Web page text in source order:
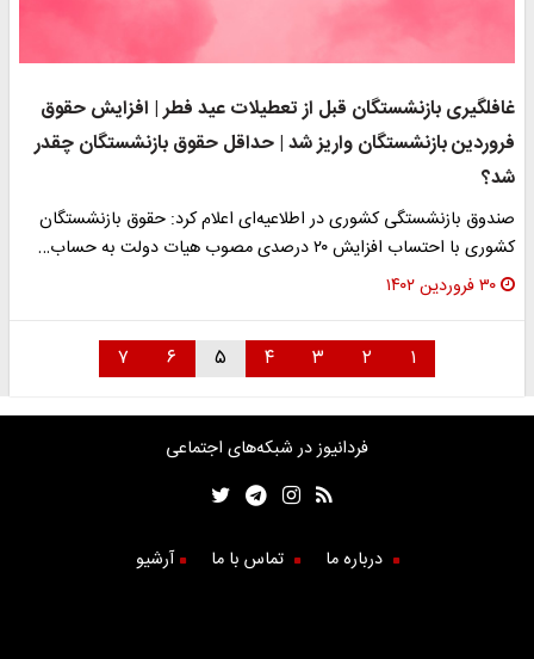
غافلگیری بازنشستگان قبل از تعطیلات عید فطر | افزایش حقوق
فروردین بازنشستگان واریز شد | حداقل حقوق بازنشستگان چقدر
شد؟
صندوق بازنشستگی کشوری در اطلاعیه‌ای اعلام کرد: حقوق بازنشستگان
کشوری با احتساب افزایش ۲۰ درصدی مصوب هیات دولت به حساب…
۳۰ فروردین ۱۴۰۲
۱ ۲ ۳ ۴ ۵ ۶ ۷
فردانیوز در شبکه‌های اجتماعی
درباره ما تماس با ما آرشیو